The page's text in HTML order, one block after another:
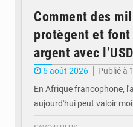
Comment des
protègent et
argent avec
6 août 2026
Publié à
En Afrique francophone,
aujourd'hui peut valoir